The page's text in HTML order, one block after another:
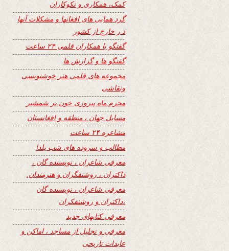
کمک، همکاری و نکوکاران
گرد همایی های افغانها و مشکلات آنها
د ر خارج از کشور
گفتگو با همکاران قلمی ۲۴ ساعت
گفتگو ها و گزارش ها
مجموعه های قلمی هنر خوشنویسی
ونقاشی
محرم ماه پیروزی خون بر شمشیر
مسایل جهان ، منطقه و افغانستان
مشاعره ۲۴ ساعت
مطالب و سروده های شب یلدا
معرفی شاعران ، نویسنده گان ،
داکتران ، روشنفگران و هنرمندان.
معرفی شاعران ، نویسنده گان
،داکتران و روشنفکران
معرفی کتابهای جدید
معرفی و تجلیل از مساجد ، اماکن و
عابدات تاریخی